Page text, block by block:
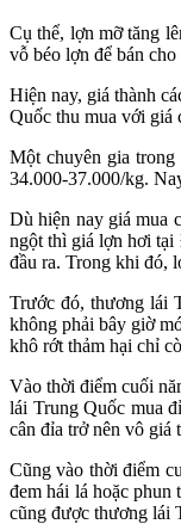
Cụ thể, lợn mỡ tăng
vỗ béo lợn để bán
Hiện nay, giá thành
Quốc thu mua với giá
Một chuyên gia
34.000-37.000/kg.
Dù hiện nay giá mua
ngột thì giá lợn hơi
đầu ra. Trong khi đó,
Trước đó, thương lái
không phải bây giờ
khô rớt thảm hại chỉ
Vào thời điểm cuối
lái Trung Quốc mua
cân đỉa trở nên vô giá
Cũng vào thời điểm
đem hái lá hoặc
cũng được thương lái